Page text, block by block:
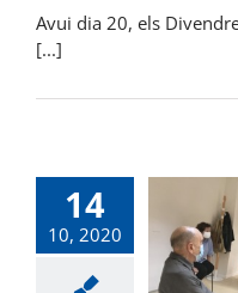
El
col·lectiu
la
Avui dia 20, els
[...]
14
10, 2020